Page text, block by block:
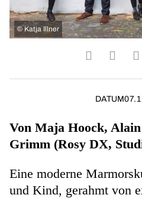
© Katja Illner
DATUM
Von Maja Hoock,
Grimm (Rosy DX,
Eine moderne
und Kind, gerahmt von